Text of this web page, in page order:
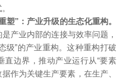
塑”：产业升级的生态化重构。
产业内部的连接与效率问题，
级”的产业重构。这种重构打破
直边界，推动产业运行从“要素
作为关键生产要素，在生产、